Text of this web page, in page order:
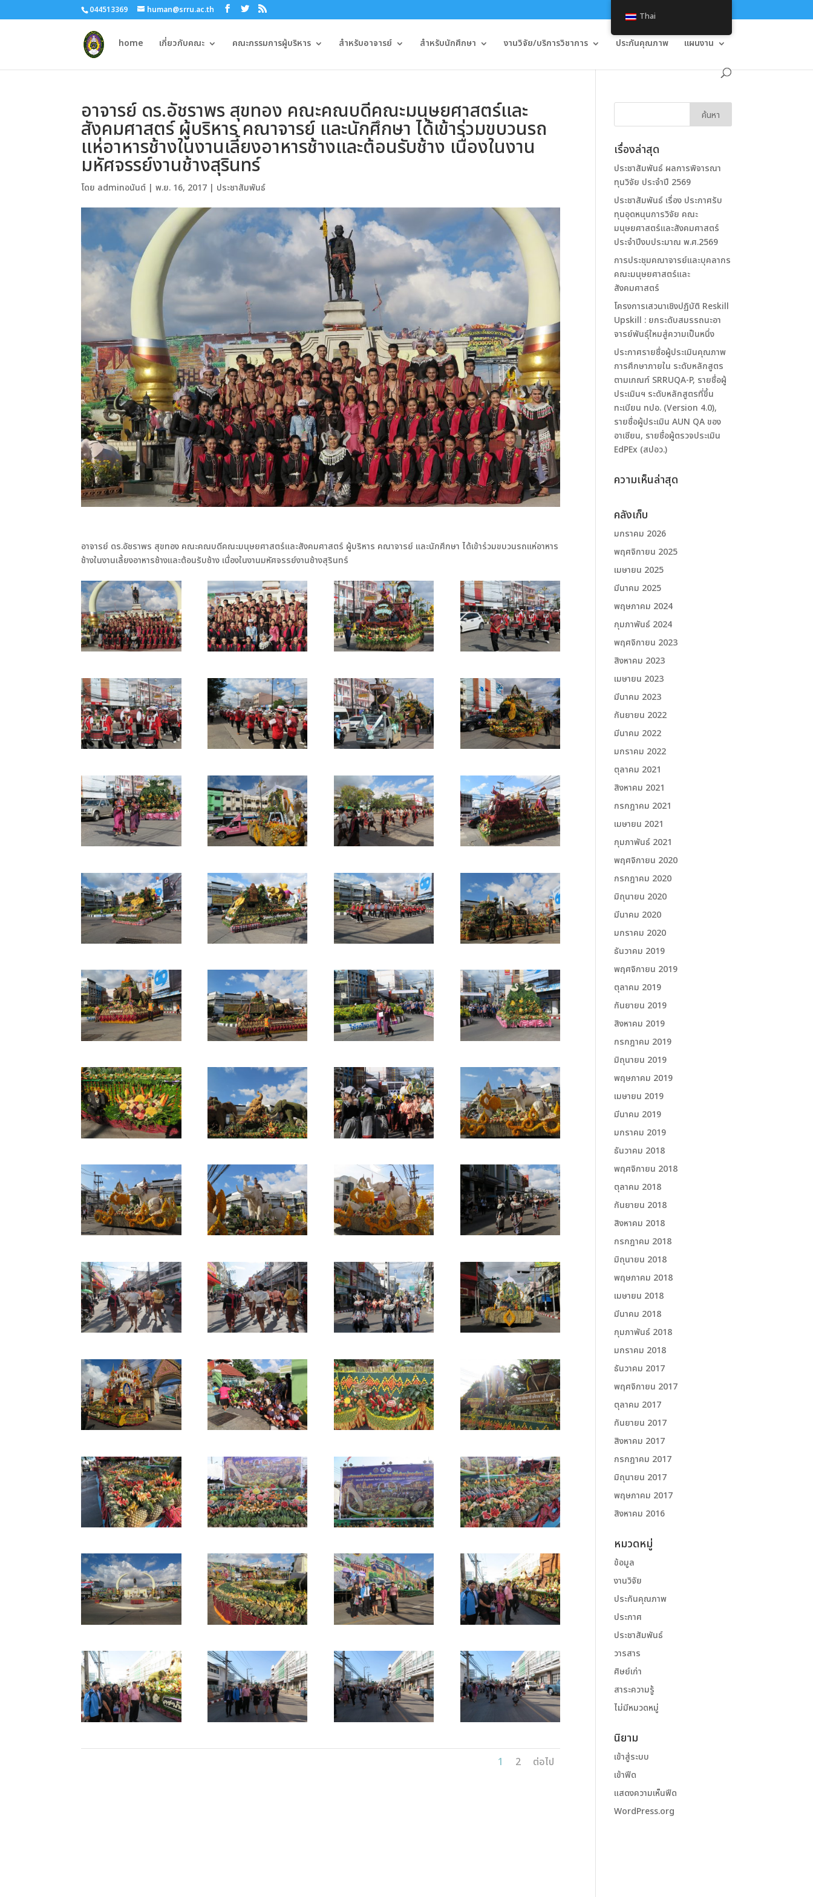
044513369 human@srru.ac.th
home เกี่ยวกับคณะ คณะกรรมการผู้บริหาร สำหรับอาจารย์ สำหรับนักศึกษา งานวิจัย/บริการวิชาการ ประกันคุณภาพ แผนงาน
อาจารย์ ดร.อัชราพร สุขทอง คณะคณบดีคณะมนุษยศาสตร์และ
สังคมศาสตร์ ผู้บริหาร คณาจารย์ และนักศึกษา ได้เข้าร่วมขบวนรถ
แห่อาหารช้างในงานเลี้ยงอาหารช้างและต้อนรับช้าง เนื่องในงาน
มหัศจรรย์งานช้างสุรินทร์
โดย adminอนันต์ |พ.ย. 16, 2017 | ประชาสัมพันธ์
อาจารย์ ดร.อัชราพร สุขทอง คณะคณบดีคณะมนุษยศาสตร์และสังคมศาสตร์ ผู้บริหาร คณาจารย์ และนักศึกษา ได้เข้าร่วมขบวนรถแห่อาหาร
ช้างในงานเลี้ยงอาหารช้างและต้อนรับช้าง เนื่องในงานมหัศจรรย์งานช้างสุรินทร์
1 2 ต่อไป
เรื่องล่าสุด
ประชาสัมพันธ์ ผลการพิจารณา
ทุนวิจัย ประจำปี 2569
ประชาสัมพันธ์ เรื่อง ประกาศรับ
ทุนอุดหนุนการวิจัย คณะ
มนุษยศาสตร์และสังคมศาสตร์
ประจำปีงบประมาณ พ.ศ.2569
การประชุมคณาจารย์และบุคลากร
คณะมนุษยศาสตร์และ
สังคมศาสตร์
โครงการเสวนาเชิงปฏิบัติ Reskill
Upskill : ยกระดับสมรรถนะอา
จารย์พันธุ์ใหมสู่ความเป็นหนึ่ง
ประกาศรายชื่อผู้ประเมินคุณภาพ
การศึกษาภายใน ระดับหลักสูตร
ตามเกณฑ์ SRRUQA-P, รายชื่อผู้
ประเมินฯ ระดับหลักสูตรที่ขึ้น
ทะเบียน ทปอ. (Version 4.0),
รายชื่อผู้ประเมิน AUN QA ของ
อาเซียน, รายชื่อผู้ตรวจประเมิน
EdPEx (สปอว.)
ความเห็นล่าสุด
คลังเก็บ
มกราคม 2026
พฤศจิกายน 2025
เมษายน 2025
มีนาคม 2025
พฤษภาคม 2024
กุมภาพันธ์ 2024
พฤศจิกายน 2023
สิงหาคม 2023
เมษายน 2023
มีนาคม 2023
กันยายน 2022
มีนาคม 2022
มกราคม 2022
ตุลาคม 2021
สิงหาคม 2021
กรกฎาคม 2021
เมษายน 2021
กุมภาพันธ์ 2021
พฤศจิกายน 2020
กรกฎาคม 2020
มิถุนายน 2020
มีนาคม 2020
มกราคม 2020
ธันวาคม 2019
พฤศจิกายน 2019
ตุลาคม 2019
กันยายน 2019
สิงหาคม 2019
กรกฎาคม 2019
มิถุนายน 2019
พฤษภาคม 2019
เมษายน 2019
มีนาคม 2019
มกราคม 2019
ธันวาคม 2018
พฤศจิกายน 2018
ตุลาคม 2018
กันยายน 2018
สิงหาคม 2018
กรกฎาคม 2018
มิถุนายน 2018
พฤษภาคม 2018
เมษายน 2018
มีนาคม 2018
กุมภาพันธ์ 2018
มกราคม 2018
ธันวาคม 2017
พฤศจิกายน 2017
ตุลาคม 2017
กันยายน 2017
สิงหาคม 2017
กรกฎาคม 2017
มิถุนายน 2017
พฤษภาคม 2017
สิงหาคม 2016
หมวดหมู่
ข้อมูล
งานวิจัย
ประกันคุณภาพ
ประกาศ
ประชาสัมพันธ์
วารสาร
ศิษย์เก่า
สาระความรู้
ไม่มีหมวดหมู่
นิยาม
เข้าสู่ระบบ
เข้าฟีด
แสดงความเห็นฟีด
WordPress.org
Thai